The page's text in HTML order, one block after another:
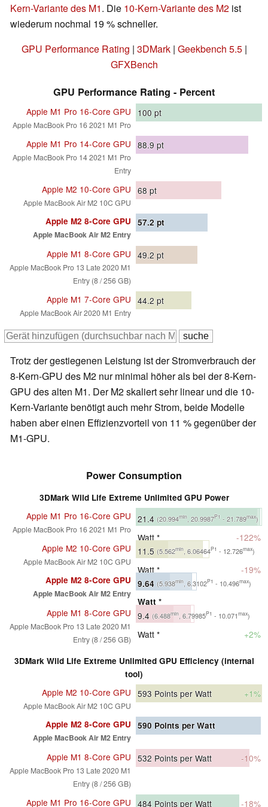
Kern-Variante des M1. Die 10-Kern-Variante des M2 ist
wiederum nochmal 19 % schneller.
GPU Performance Rating | 3DMark| Geekbench 5.5|
GFXBench
GPU Performance Rating - Percent
Apple M1 Pro 16-Core GPU
Apple MacBook Pro 16 2021 M1 Pro
100 pt
Apple M1 Pro 14-Core GPU
Apple MacBook Pro 14 2021 M1 Pro
Entry
88.9 pt
Apple M2 10-Core GPU
Apple MacBook Air M2 10C GPU
68 pt
Apple M2 8-Core GPU
Apple MacBook Air M2 Entry
57.2 pt
Apple M1 8-Core GPU
Apple MacBook Pro 13 Late 2020 M1
Entry (8 / 256 GB)
49.2 pt
Apple M1 7-Core GPU
Apple MacBook Air 2020 M1 Entry
44.2 pt
Trotz der gestiegenen Leistung ist der Stromverbrauch der
8-Kern-GPU des M2 nur minimal höher als bei der 8-Kern-
GPU des alten M1. Der M2 skaliert sehr linear und die 10-
Kern-Variante benötigt auch mehr Strom, beide Modelle
haben aber einen Effizienzvorteil von 11 % gegenüber der
M1-GPU.
Power Consumption
3DMark Wild Life Extreme Unlimited GPU Power
Apple M1 Pro 16-Core GPU
Apple MacBook Pro 16 2021 M1 Pro
21.4 (20.994min, 20.9987P1 - 21.789max)
Watt *
-122%
Apple M2 10-Core GPU
Apple MacBook Air M2 10C GPU
11.5 (5.562min, 6.06464P1 - 12.726max)
Watt * -19%
Apple M2 8-Core GPU
Apple MacBook Air M2 Entry
9.64 (5.938min, 6.3102P1 - 10.496max)
Watt *
Apple M1 8-Core GPU
Apple MacBook Pro 13 Late 2020 M1
Entry (8 / 256 GB)
9.4 (6.488min, 6.79985P1 - 10.071max)
Watt * +2%
3DMark Wild Life Extreme Unlimited GPU Efficiency (internal
tool)
Apple M2 10-Core GPU
Apple MacBook Air M2 10C GPU
593 Points per Watt +1%
Apple M2 8-Core GPU
Apple MacBook Air M2 Entry
590 Points per Watt
Apple M1 8-Core GPU
Apple MacBook Pro 13 Late 2020 M1
Entry (8 / 256 GB)
532 Points per Watt -10%
Apple M1 Pro 16-Core GPU 484 Points per Watt -18%